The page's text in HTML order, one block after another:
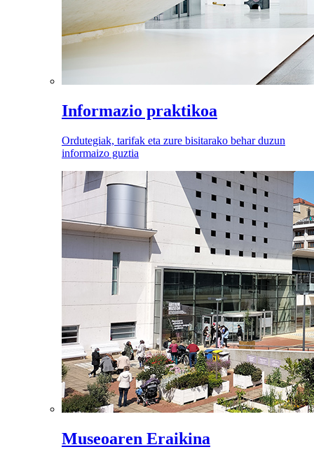
Informazio praktikoa
Ordutegiak, tarifak eta zure bisitarako behar duzun
informaizo guztia
Museoaren Eraikina